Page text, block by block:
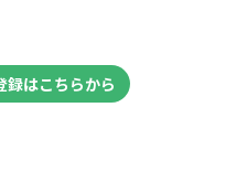
録はこちらから